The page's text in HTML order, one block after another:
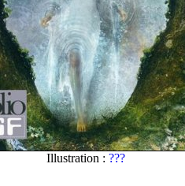
Illustration : ???